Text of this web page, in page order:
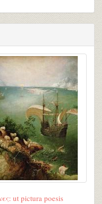
ut pictura poesis